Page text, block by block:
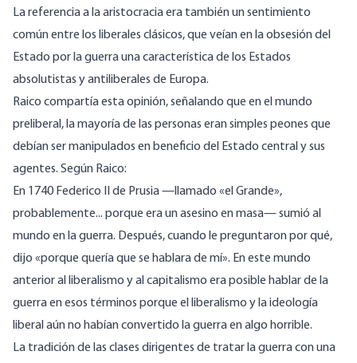
La referencia a la aristocracia era también un sentimiento
común entre los liberales clásicos, que veían en la obsesión del
Estado por la guerra una característica de los Estados
absolutistas y antiliberales de Europa.
Raico compartía esta opinión, señalando que en el mundo
preliberal, la mayoría de las personas eran simples peones que
debían ser manipulados en beneficio del Estado central y sus
agentes. Según Raico:
En 1740 Federico II de Prusia —llamado «el Grande»,
probablemente... porque era un asesino en masa— sumió al
mundo en la guerra. Después, cuando le preguntaron por qué,
dijo «porque quería que se hablara de mí». En este mundo
anterior al liberalismo y al capitalismo era posible hablar de la
guerra en esos términos porque el liberalismo y la ideología
liberal aún no habían convertido la guerra en algo horrible.
La tradición de las clases dirigentes de tratar la guerra con una